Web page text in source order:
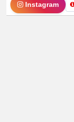
Instagram